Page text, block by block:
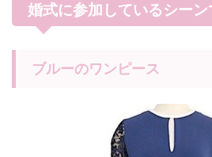
婚式に参加しているシー
ブルーのワンピース